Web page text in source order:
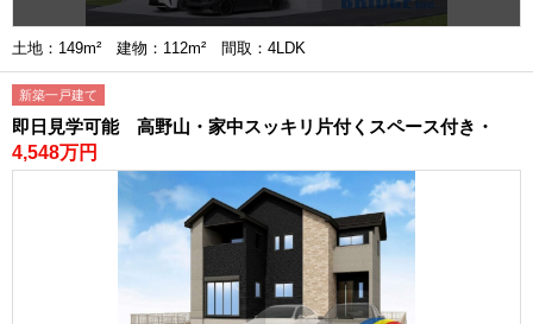
土地：149m² 建物：112m² 間取：4LDK
新築一戸建て
即日見学可能 高野山・家中スッキリ片付くスペース付き・
4,548万円